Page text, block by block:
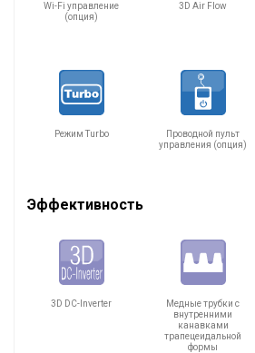
Wi-Fi управление
(опция)
3D Air Flow
Режим Turbo
Проводной пульт
управления (опция)
Эффективность
3D DC-Inverter
Медные трубки с
внутренними
канавками
трапецеидальной
формы